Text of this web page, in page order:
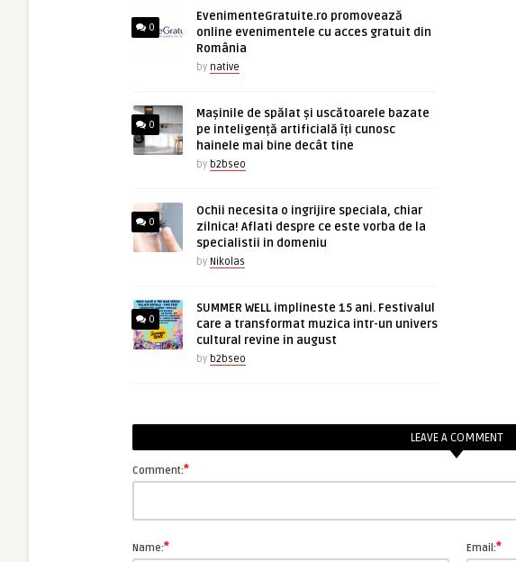
0
EvenimenteGratuite.ro promovează
online evenimentele cu acces gratuit din
România
by native
0
Mașinile de spălat și uscătoarele bazate
pe inteligență artificială îți cunosc
hainele mai bine decât tine
by b2bseo
0
Ochii necesita o ingrijire speciala, chiar
zilnica! Aflati despre ce este vorba de la
specialistii in domeniu
by Nikolas
0
SUMMER WELL implineste 15 ani. Festivalul
care a transformat muzica intr-un univers
cultural revine in august
by b2bseo
LEAVE A COMMENT
Comment:*
Name:* Email:*